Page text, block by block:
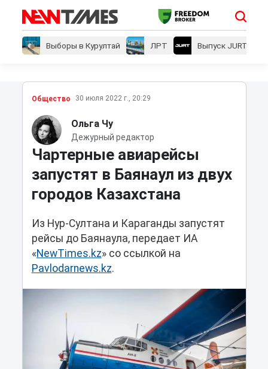
Выборы в Курултай ЛРТ Выпуск JURT
Общество 30 июля 2022 г., 20:29
Ольга Чу
Дежурный редактор
Чартерные авиарейсы
запустят в Баянаул из двух
городов Казахстана
Из Нур-Султана и Караганды запустят
рейсы до Баянаула, передает ИА
«NewTimes.kz» со ссылкой на
Pavlodarnews.kz.